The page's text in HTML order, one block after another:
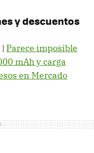
y descuentos
Parece imposible
mAh y carga
en Mercado